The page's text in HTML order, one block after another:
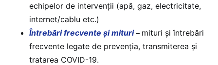
echipelor de intervenții (apă, gaz, electricitate,
internet/cablu etc.)
Întrebări frecvente și mituri– mituri și întrebări
frecvente legate de prevenția, transmiterea și
tratarea COVID-19.